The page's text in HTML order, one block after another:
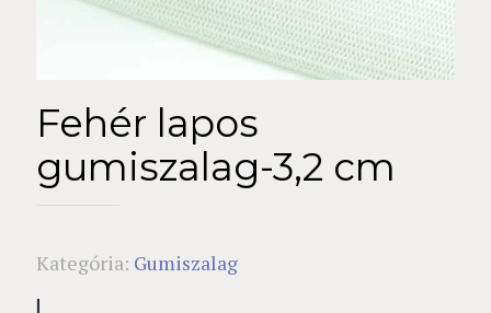
Fehér lapos
gumiszalag-3,2 cm
Kategória: Gumiszalag